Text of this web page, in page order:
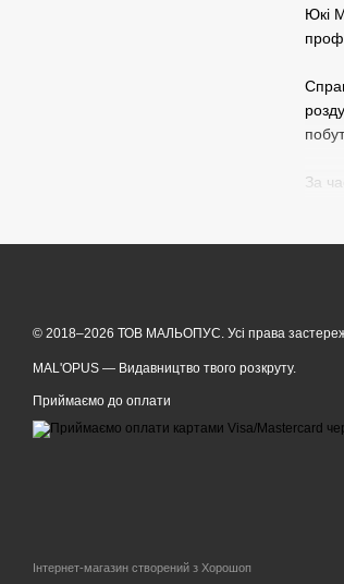
Юкі
За
© 2018–2026 ТОВ МАЛЬОПУС. Усі права
MAL'OPUS — Видавництво твого розкруту.
Приймаємо до оплати
Інтернет-магазин створений з Хорошоп